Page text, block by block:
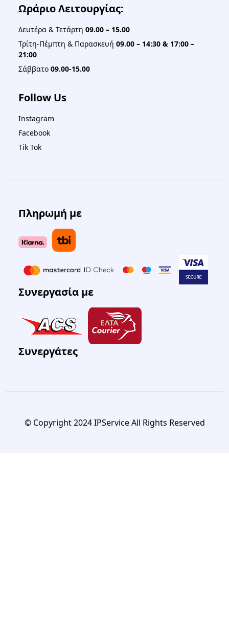
Ωράριο Λειτουργίας:
Δευτέρα & Τετάρτη 09.00 – 15.00
Τρίτη-Πέμπτη & Παρασκευή 09.00 – 14:30 & 17:00 –
21:00
Σάββατο 09.00-15.00
Follow Us
Instagram
Facebook
Tik Tok
Πληρωμή με
Συνεργασία με
Συνεργάτες
© Copyright 2024 IPService All Rights Reserved